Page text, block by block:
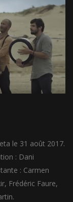
le 31 août 2017.
: Dani
: Carmen
Frédéric Faure,